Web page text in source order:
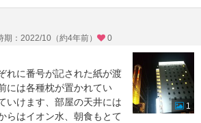
期：2022/10（約4年前） 0
れに番号が記された紙が渡
には各種枕が置かれてい
いけます、部屋の天井には
らはイオン水、朝食もとて
1